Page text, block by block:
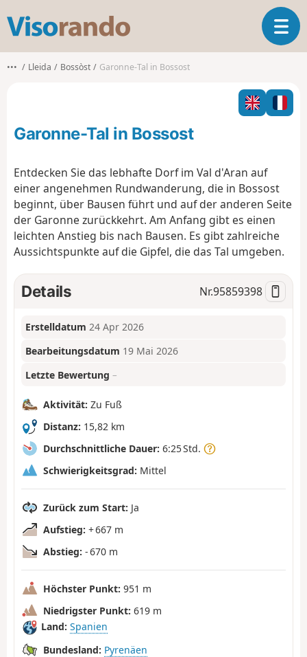
s
o
o
T
o
l
n
t
n
••• Lleida Bossòst Garonne-Tal in Bossost
Garonne-Tal in Bossost
Entdecken Sie das lebhafte Dorf im Val d'Aran auf
einer angenehmen Rundwanderung, die in Bossost
beginnt, über Bausen führt und auf der anderen Seite
der Garonne zurückkehrt. Am Anfang gibt es einen
leichten Anstieg bis nach Bausen. Es gibt zahlreiche
Aussichtspunkte auf die Gipfel, die das Tal umgeben.
Details Nr.95859398
Erstelldatum 24 Apr 2026
Bearbeitungsdatum 19 Mai 2026
Letzte Bewertung –
Aktivität: Zu Fuß
Distanz: 15,82 km
Durchschnittliche Dauer: 6:25 Std.
Schwierigkeitsgrad: Mittel
Zurück zum Start: Ja
Aufstieg: + 667 m
Abstieg: - 670 m
Höchster Punkt: 951 m
Niedrigster Punkt: 619 m
Land: Spanien
Bundesland: Pyrenäen